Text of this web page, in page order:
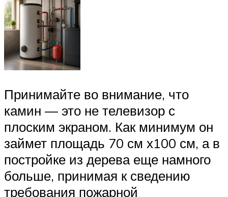
Принимайте во внимание, что
камин — это не телевизор с
плоским экраном. Как минимум он
займет площадь 70 см х100 см, а в
постройке из дерева еще намного
больше, принимая к сведению
требования пожарной